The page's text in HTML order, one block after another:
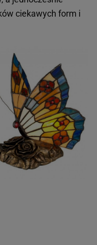
ciekawych form i